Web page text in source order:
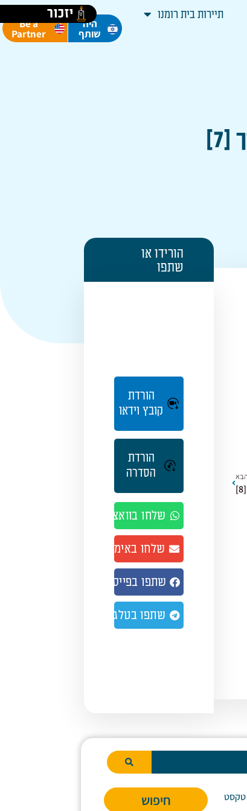
יזכור תיירות בית רומנו
היה
שותף
Be a
Partner
הורידו או
שתפו
הורדת
קובץ וידאו
הורדת
הסדרה
שלחו בוואצאפ
שלחו באימייל
שתפו בפייסבוק
שתפו בטלגרם
טקסט חיפוש